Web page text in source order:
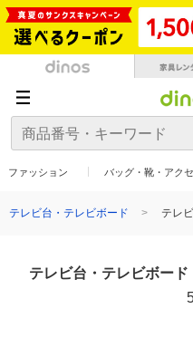
ファッション バッグ・靴・アク
テレビ台・テレビボード テレ
テレビ台・テレビボー